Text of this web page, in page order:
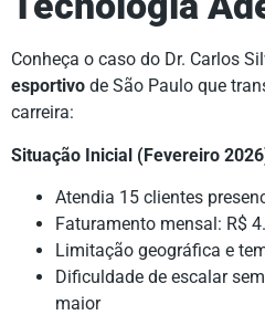
Conheça o caso do Dr. Carlos
esportivo de São Paulo que
carreira:
Situação Inicial (Fevereiro
Atendia 15 clientes
Faturamento mensal: R$
Limitação geográfica e
Dificuldade de escalar
maior